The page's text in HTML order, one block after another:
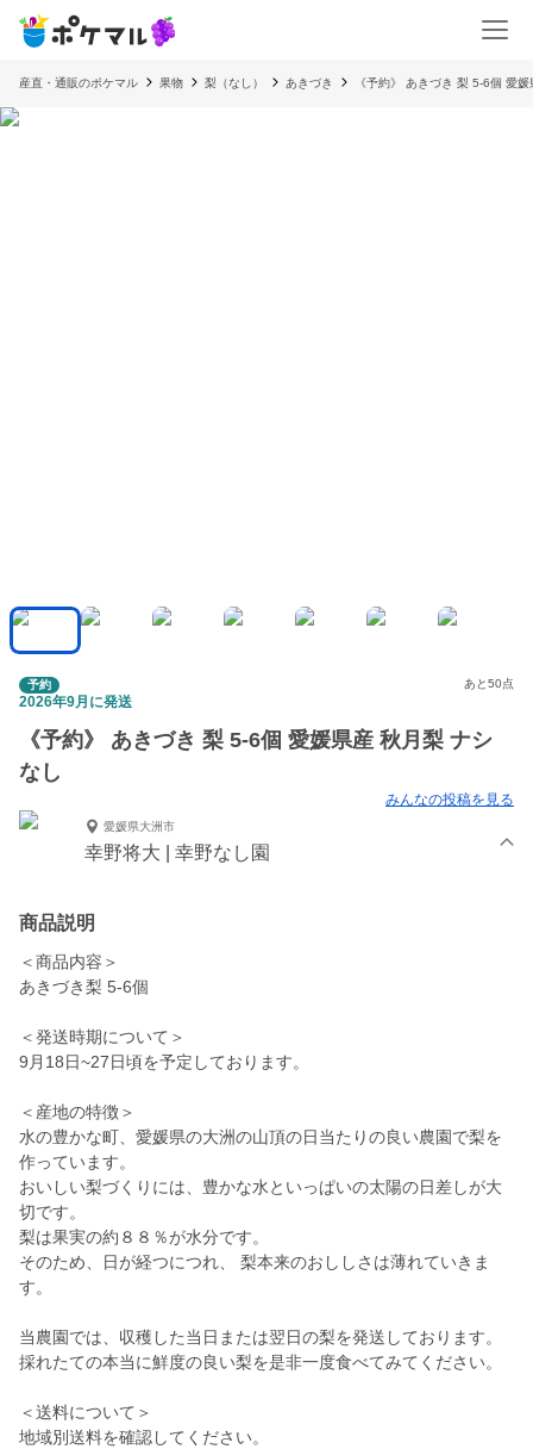
産直・通販のポケマル 果物 梨（なし） あきづき 《予約》 あきづき 梨 5-6個 愛
予約 あと50点
2026年9月に発送
《予約》 あきづき 梨 5-6個 愛媛県産 秋月梨 ナシ
なし
みんなの投稿を見る
愛媛県大洲市
幸野将大 | 幸野なし園
商品説明
＜商品内容＞
あきづき梨 5-6個
＜発送時期について＞
9月18日~27日頃を予定しております。
＜産地の特徴＞
水の豊かな町、愛媛県の大洲の山頂の日当たりの良い農園で梨を
作っています。
おいしい梨づくりには、豊かな水といっぱいの太陽の日差しが大
切です。
梨は果実の約８８％が水分です。
そのため、日が経つにつれ、 梨本来のおししさは薄れていきま
す。
当農園では、収穫した当日または翌日の梨を発送しております。
採れたての本当に鮮度の良い梨を是非一度食べてみてください。
＜送料について＞
地域別送料を確認してください。